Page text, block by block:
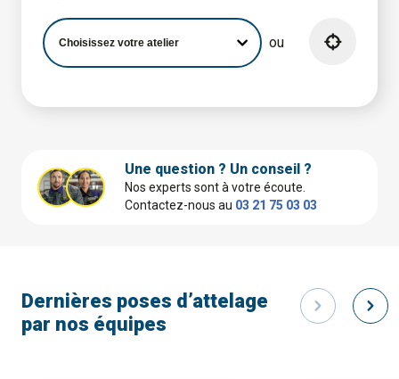
ou
Une question ? Un conseil ?
Nos experts sont à votre écoute.
Contactez-nous au 03 21 75 03 03
Dernières poses d’attelage
par nos équipes